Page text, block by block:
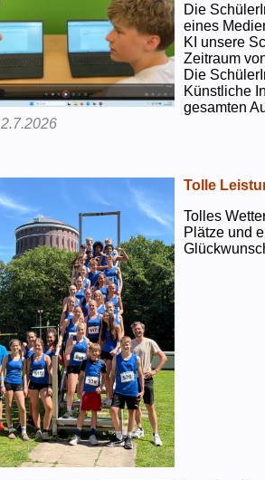
Die
eines
KI unsere
Zeitraum
Die
Künstliche
gesamten
2.7.2026
Tolle
Tolles
Plätze und